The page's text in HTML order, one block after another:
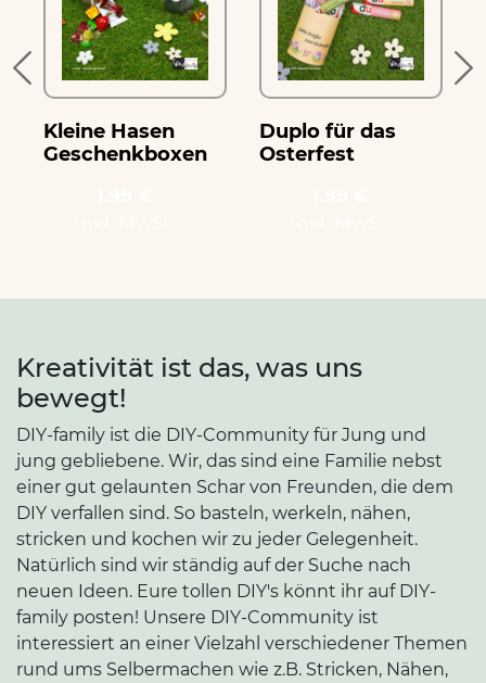
Kleine Hasen
Geschenkboxen
Duplo für das
Osterfest
Kreativität ist das, was uns
bewegt!
DIY-family ist die DIY-Community für Jung und
jung gebliebene. Wir, das sind eine Familie nebst
einer gut gelaunten Schar von Freunden, die dem
DIY verfallen sind. So basteln, werkeln, nähen,
stricken und kochen wir zu jeder Gelegenheit.
Natürlich sind wir ständig auf der Suche nach
neuen Ideen. Eure tollen DIY's könnt ihr auf DIY-
family posten! Unsere DIY-Community ist
interessiert an einer Vielzahl verschiedener Themen
rund ums Selbermachen wie z.B. Stricken, Nähen,